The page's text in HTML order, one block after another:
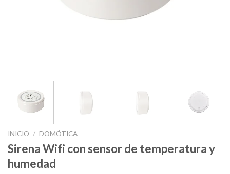
INICIO / DOMÓTICA
Sirena Wifi con sensor de temperatura y
humedad